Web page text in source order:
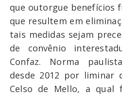
que outorgue benefícios
que resultem em
tais medidas sejam
de convênio
Confaz. Norma
desde 2012 por liminar
Celso de Mello, a qual